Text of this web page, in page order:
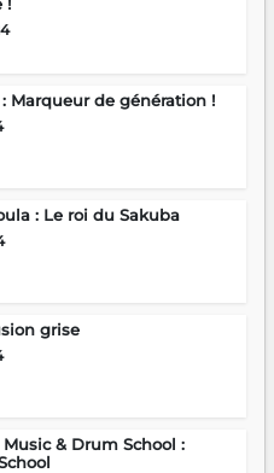
Marqueur de génération !
: Le roi du Sakuba
grise
& Drum School :